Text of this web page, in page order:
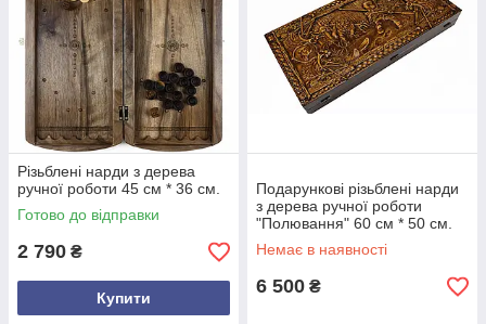
Різьблені нарди з дерева
ручної роботи 45 см * 36 см.
Готово до відправки
2 790 ₴
Купити
Подарункові різьблені нарди
з дерева ручної роботи
"Полювання" 60 см * 50 см.
Немає в наявності
6 500 ₴